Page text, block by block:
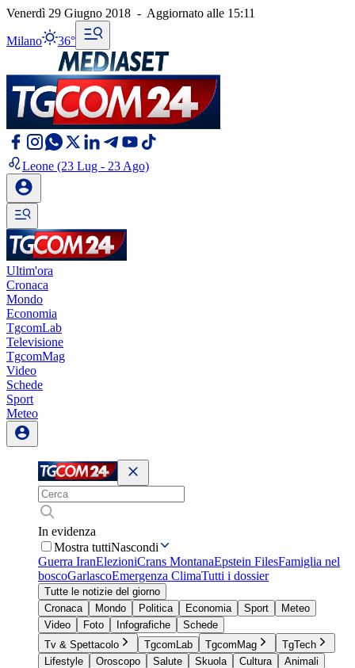
Venerdì 29 Giugno 2018 - Aggiornato alle 15:11
Milano 36°
Leone (23 Lug - 23 Ago)
Ultim'ora
Cronaca
Mondo
Economia
TgcomLab
Televisione
TgcomMag
Video
Schede
Sport
Meteo
In evidenza
Mostra tuttiNascondi
Guerra IranElezioniCrans MontanaEpstein FilesFamiglia nel
boscoGarlascoEmergenza ClimaTutti i dossier
Tutte le notizie del giorno
Cronaca
Mondo Politica Economia Sport
Meteo
Video
Foto Infografiche
Schede
Tv & Spettacolo
TgcomLab TgcomMag
TgTech
Lifestyle
Oroscopo Salute Skuola Cultura
Animali